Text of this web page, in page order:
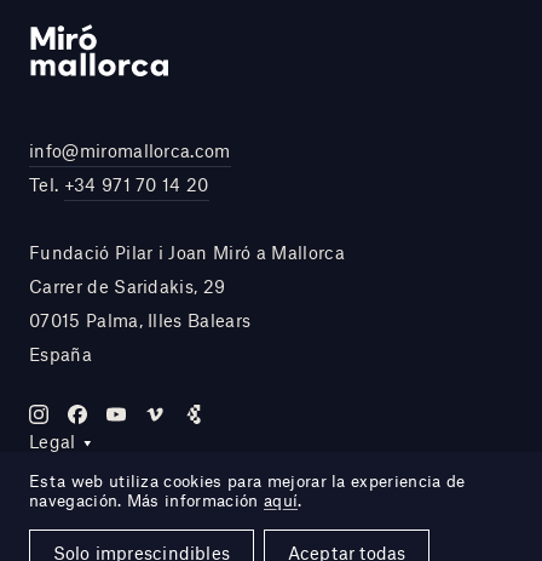
info@miromallorca.com
Tel. +34 971 70 14 20
Fundació Pilar i Joan Miró a Mallorca
Carrer de Saridakis, 29
07015 Palma, Illes Balears
España
Legal
Site by DOMO—A
Esta web utiliza cookies para mejorar la experiencia de
navegación. Más información aquí.
Solo imprescindibles Aceptar todas